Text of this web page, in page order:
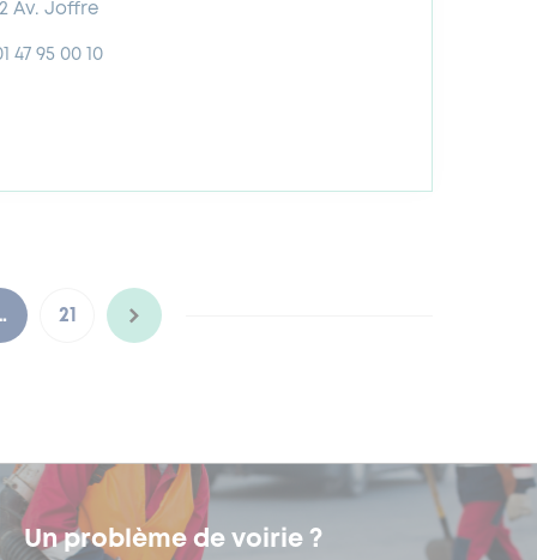
12 Av. Joffre
47 95 00 10
21
Un problème de voirie ?